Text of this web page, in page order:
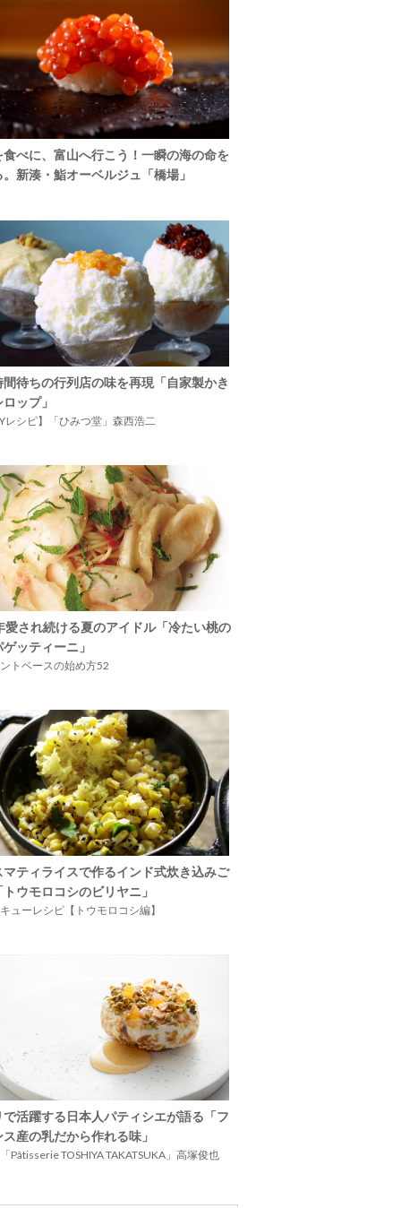
食べに、富山へ行こう！一瞬の海の命を
。新湊・鮨オーベルジュ「橋場」
間待ちの行列店の味を再現「自家製かき
ップ」
レシピ】「ひみつ堂」森西浩二
愛され続ける夏のアイドル「冷たい桃の
ッティーニ」
トベースの始め方52
マティライスで作るインド式炊き込みご
ウモロコシのビリヤニ」
ューレシピ【トウモロコシ編】
で活躍する日本人パティシエが語る「フ
産の乳だから作れる味」
Pâtisserie TOSHIYA TAKATSUKA」高塚俊也